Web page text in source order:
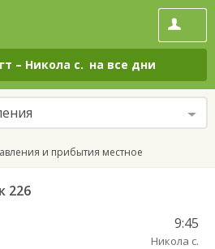
– Никола с. на все дни
и прибытия местное
226
9:45
Никола с.